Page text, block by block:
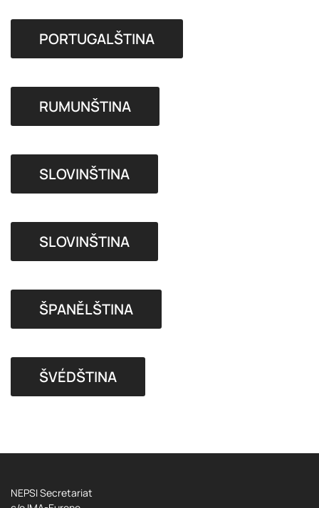
PORTUGALŠTINA
RUMUNŠTINA
SLOVINŠTINA
SLOVINŠTINA
ŠPANĚLŠTINA
ŠVÉDŠTINA
NEPSI Secretariat